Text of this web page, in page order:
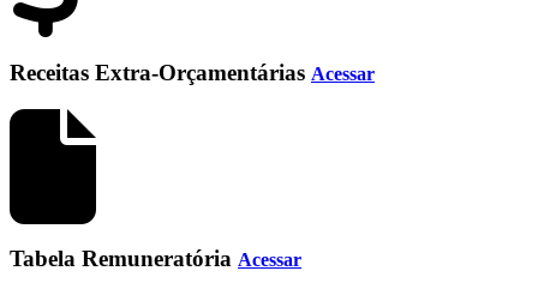
Receitas Extra-Orçamentárias Acessar
Tabela Remuneratória Acessar